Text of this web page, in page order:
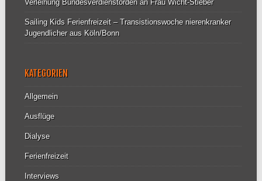
Verleihung Bundesverdienstorden an Frau Wicht-Stieber
Sailing Kids Ferienfreizeit – Transistionswoche nierenkranker
Jugendlicher aus Köln/Bonn
KATEGORIEN
Allgemein
Ausflüge
Dialyse
Ferienfreizeit
Interviews